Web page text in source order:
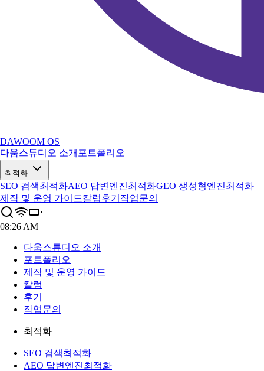
DAWOOM OS
다움스튜디오 소개 포트폴리오
최적화
SEO 검색최적화AEO 답변엔진최적화GEO 생성형엔진최적화
제작 및 운영 가이드칼럼후기 작업문의
08:26 AM
다움스튜디오 소개
포트폴리오
제작 및 운영 가이드
칼럼
후기
작업문의
최적화
SEO 검색최적화
AEO 답변엔진최적화